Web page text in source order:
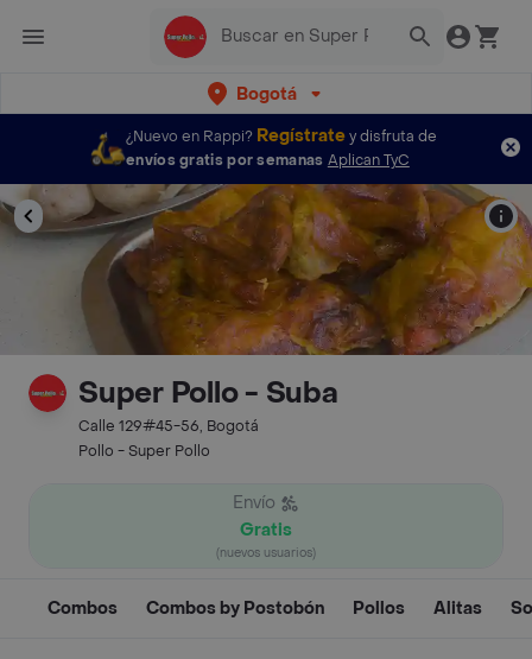
Bogotá
¿Nuevo en Rappi? Regístratey disfruta de
envíos gratis por semanas Aplican TyC
Super Pollo - Suba
Calle 129#45-56, Bogotá
Pollo - Super Pollo
Envío
Gratis
(nuevos usuarios)
Combos Combos by Postobón Pollos Alitas